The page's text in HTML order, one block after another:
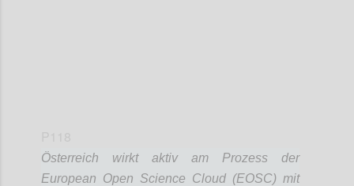
Österreich wirkt aktiv am Prozess der
European Open Science Cloud (EOSC) mit